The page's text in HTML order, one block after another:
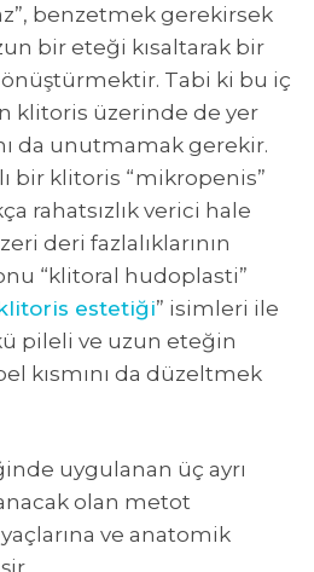
benzetmek gerekirsek
bir eteği kısaltarak bir
Tabi ki bu iç
klitoris üzerinde de yer
da unutmamak gerekir.
bir klitoris “mikropenis”
rahatsızlık verici hale
deri fazlalıklarının
“klitoral hudoplasti”
estetiği” isimleri ile
pileli ve uzun eteğin
kısmını da düzeltmek
uygulanan üç ayrı
olan metot
ve anatomik